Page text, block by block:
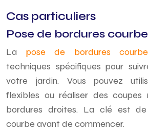
Cas particuliers
Pose de bordures
La pose de bordures
techniques spécifiques pour
votre jardin. Vous pouvez
flexibles ou réaliser des coupes
bordures droites. La clé est de
courbe avant de commencer.